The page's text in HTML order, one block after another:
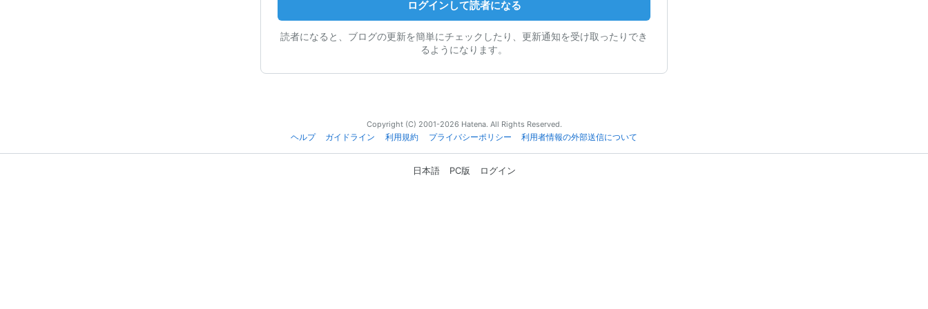
ログインして読者になる
読者になると、ブログの更新を簡単にチェックしたり、更新通知を受け取ったりでき
るようになります。
Copyright (C) 2001-2026 Hatena. All Rights Reserved.
ヘルプ
ガイドライン 利用規約 プライバシーポリシー 利用者情報の外部送信について
日本語 PC版 ログイン